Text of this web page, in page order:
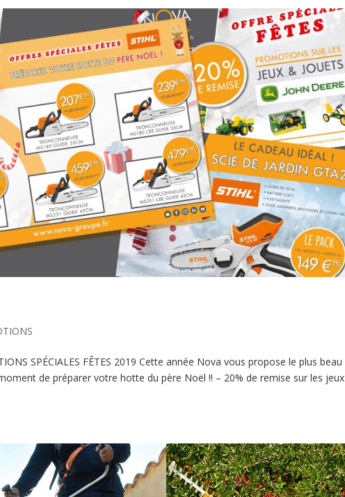
SPÉCIALES FÊTES 2019 Cette année Nova vous propose le plus beau
de préparer votre hotte du père Noël !! – 20% de remise sur les jeux